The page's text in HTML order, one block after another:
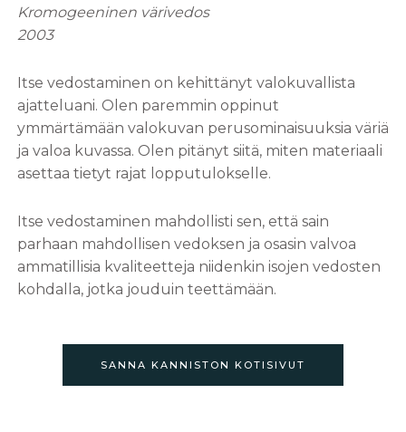
Kromogeeninen värivedos
2003
Itse vedostaminen on kehittänyt valokuvallista
ajatteluani. Olen paremmin oppinut
ymmärtämään valokuvan perusominaisuuksia väriä
ja valoa kuvassa. Olen pitänyt siitä, miten materiaali
asettaa tietyt rajat lopputulokselle.
Itse vedostaminen mahdollisti sen, että sain
parhaan mahdollisen vedoksen ja osasin valvoa
ammatillisia kvaliteetteja niidenkin isojen vedosten
kohdalla, jotka jouduin teettämään.
SANNA KANNISTON KOTISIVUT